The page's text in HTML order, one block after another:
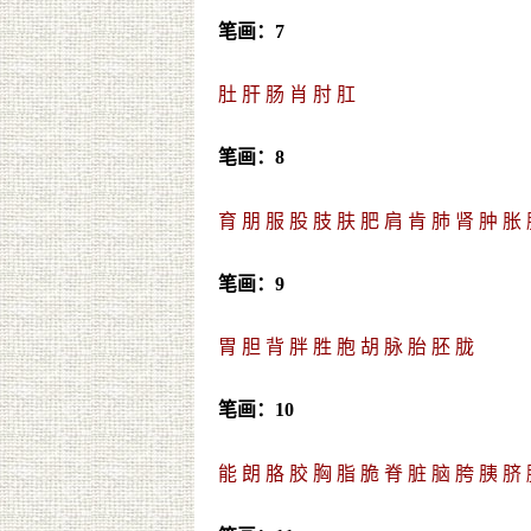
笔画：7
肚 肝 肠 肖 肘 肛
笔画：8
育 朋 服 股 肢 肤 肥 肩 肯 肺 肾 肿 胀
笔画：9
胃 胆 背 胖 胜 胞 胡 脉 胎 胚 胧
笔画：10
能 朗 胳 胶 胸 脂 脆 脊 脏 脑 胯 胰 脐